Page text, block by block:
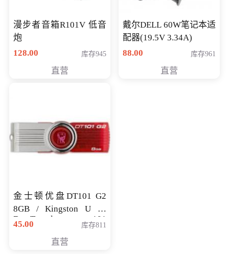
漫步者音箱R101V 低音
炮
128.00
库存945
直营
戴尔DELL 60W笔记本适
配器(19.5V 3.34A)
88.00
库存961
直营
金士顿优盘DT101 G2
8GB / Kingston U 盘
DataTraveler 101
Generati
45.00 库存811
直营